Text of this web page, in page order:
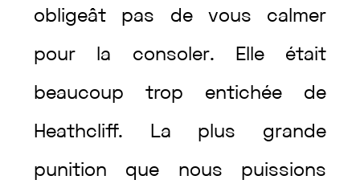
obligeât pas de vous calmer
pour la consoler. Elle était
beaucouptrop entichée de
Heathcliff. La plus grande
punition que nous puissions